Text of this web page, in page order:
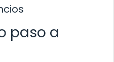
paso a